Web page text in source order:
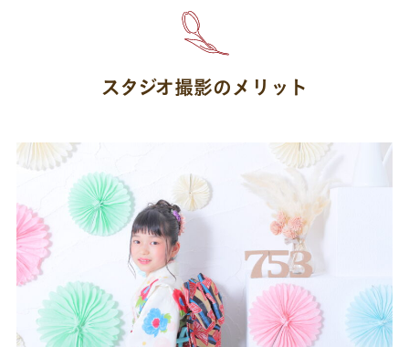
スタジオ撮影のメリット